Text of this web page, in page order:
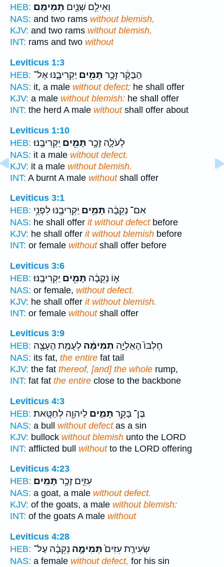
HEB:
וְאֵילִ֥ם שְׁנַ֖יִם תְּמִימִֽם׃
NAS: and two rams without blemish,
KJV: and two rams without blemish,
INT: rams and two without
Leviticus 1:3
HEB:
הַבָּקָ֔ר זָכָ֥ר תָּמִ֖ים יַקְרִיבֶ֑נּוּ אֶל־
NAS: it, a male without defect; he shall offer
KJV: a male without blemish: he shall offer
INT: the herd A male withoutshall offer about
Leviticus 1:10
HEB:
לְעֹלָ֑ה זָכָ֥ר תָּמִ֖ים יַקְרִיבֶֽנּוּ׃
NAS: it a male without defect.
KJV: it a male without blemish.
INT: A burnt A male withoutshall offer
Leviticus 3:1
HEB:
אִם־ נְקֵבָ֔ה תָּמִ֥ים יַקְרִיבֶ֖נּוּ לִפְנֵ֥י
NAS: he shall offer it without defectbefore
KJV: he shall offer it without blemish before
INT: or female withoutshall offer before
Leviticus 3:6
HEB:
א֣וֹ נְקֵבָ֔ה תָּמִ֖ים יַקְרִיבֶֽנּוּ׃
NAS: or female, without defect.
KJV: he shall offer it without blemish.
INT: or female withoutshall offer
Leviticus 3:9
HEB:
חֶלְבּוֹ֙ הָאַלְיָ֣ה תְמִימָ֔ה לְעֻמַּ֥ת הֶעָצֶ֖ה
NAS: its fat, the entire fat tail
KJV: the fat thereof, [and] the whole rump,
INT: fat fat the entire close to the backbone
Leviticus 4:3
HEB:
בֶּן־ בָּקָ֥ר תָּמִ֛ים לַיהוָ֖ה לְחַטָּֽאת׃
NAS: a bull without defectas a sin
KJV: bullock without blemish unto the LORD
INT: afflicted bull withoutto the LORD offering
Leviticus 4:23
HEB:
עִזִּ֖ים זָכָ֥ר תָּמִֽים׃
NAS: a goat, a male without defect.
KJV: of the goats, a male without blemish:
INT: of the goats A male without
Leviticus 4:28
HEB:
שְׂעִירַ֤ת עִזִּים֙תְּמִימָ֣ה נְקֵבָ֔ה עַל־
NAS: a female without defect, for his sin